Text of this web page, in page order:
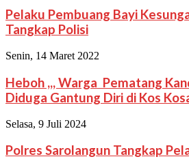
Pelaku Pembuang Bayi
Tangkap Polisi
Senin, 14 Maret 2022
Heboh ,,, Warga Pematang
Diduga Gantung Diri di Kos
Selasa, 9 Juli 2024
Polres Sarolangun Tangkap